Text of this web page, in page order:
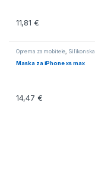
11,81 €
Oprema za mobitele, Silikonska
Maska za iPhone xs max
14,47 €